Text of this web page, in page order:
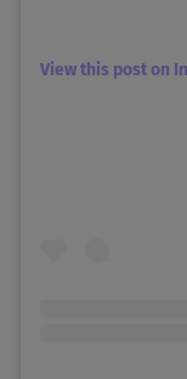
View this post on